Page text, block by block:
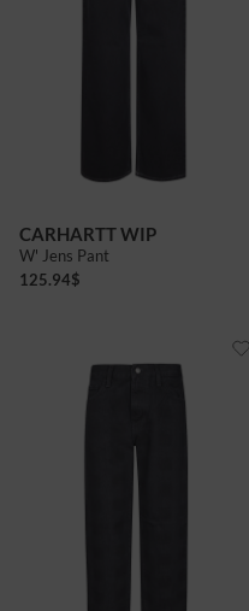
CARHARTT WIP
W' Jens Pant
125.94$